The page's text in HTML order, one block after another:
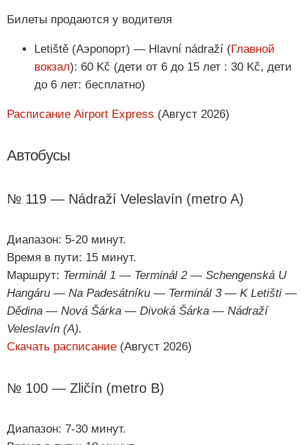
Билеты продаются у водителя
Letiště (Аэропорт) — Hlavní nádraží (Главной
вокзал): 60 Kč (дети от 6 до 15 лет : 30 Kč, дети
до 6 лет: бесплатно)
Расписание Airport Express (Август 2026)
Автобусы
№ 119 — Nádraží Veleslavín (metro A)
Диапазон: 5-20 минут.
Время в пути: 15 минут.
Маршрут: Terminál 1 — Terminál 2 — Schengenská U
Hangáru — Na Padesátníku — Terminál 3 — K Letišti —
Dědina — Nová Šárka — Divoká Šárka — Nádraží
Veleslavín (A).
Скачать расписание (Август 2026)
№ 100 — Zličín (metro B)
Диапазон: 7-30 минут.